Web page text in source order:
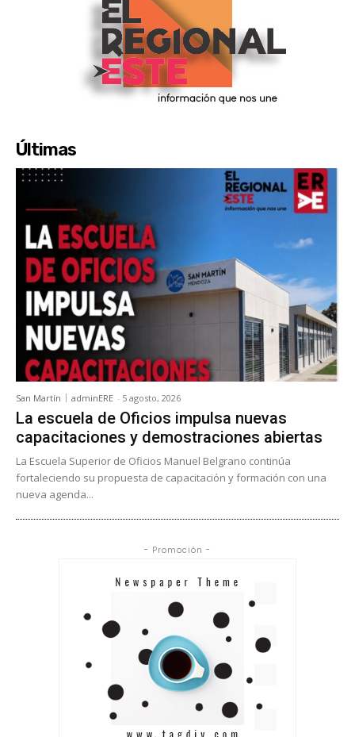
Últimas
San Martín adminERE - 5 agosto, 2026
La escuela de Oficios impulsa nuevas
capacitaciones y demostraciones abiertas
La Escuela Superior de Oficios Manuel Belgrano continúa
fortaleciendo su propuesta de capacitación y formación con una
nueva agenda...
- Promoción -